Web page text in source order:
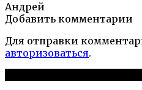
Андрей
Добавить комментарии
Для отправки
авторизоваться.